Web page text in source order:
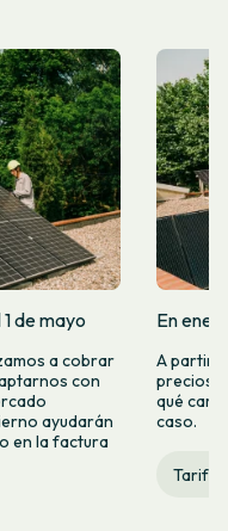
de mayo
a cobrar
con
ayudarán
en la factura
En
A partir
precios
qué
caso.